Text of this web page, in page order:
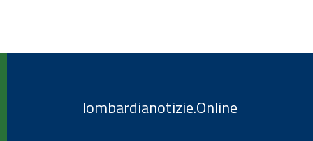
lombardianotizie.Online